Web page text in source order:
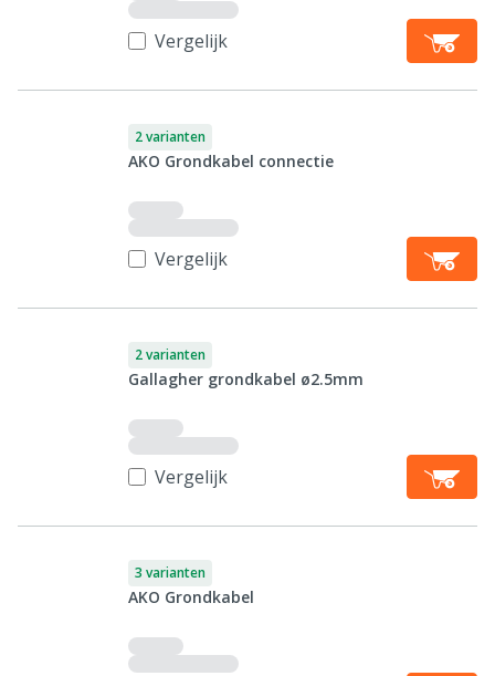
Vergelijk
2 varianten
AKO Grondkabel connectie
Vergelijk
2 varianten
Gallagher grondkabel ø2.5mm
Vergelijk
3 varianten
AKO Grondkabel